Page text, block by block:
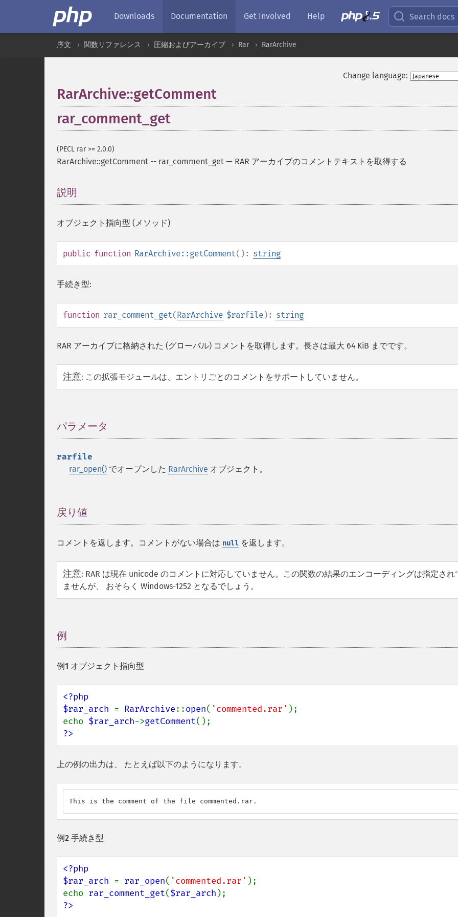
Downloads Documentation Get Involved Help Search docs
序文 関数リファレンス 圧縮およびアーカイブ Rar RarArchive
Change language:
RarArchive::getComment
rar_comment_get
(PECL rar >= 2.0.0)
RarArchive::getComment -- rar_comment_get — RAR アーカイブのコメントテキストを取得する
説明
オブジェクト指向型 (メソッド)
public function RarArchive::getComment(): string
手続き型:
function rar_comment_get(RarArchive $rarfile): string
RAR アーカイブに格納された (グローバル) コメントを取得します。長さは最大 64 KiB までです。
注意: この拡張モジュールは、エントリごとのコメントをサポートしていません。
パラメータ
rarfile
rar_open() でオープンした RarArchive オブジェクト。
戻り値
コメントを返します。コメントがない場合は null を返します。
注意: RAR は現在 unicode のコメントに対応していません。この関数の結果のエンコーディングは指定され
ませんが、 おそらく Windows-1252 となるでしょう。
例
例1 オブジェクト指向型
<?php
$rar_arch = RarArchive::open( 'commented.rar' );
echo $rar_arch->getComment
?>
上の例の出力は、 たとえば以下のようになります。
This is the comment of the file commented.rar.
例2 手続き型
<?php
$rar_arch = rar_open( 'commented.rar' );
echo rar_comment_get($rar_arch
?>